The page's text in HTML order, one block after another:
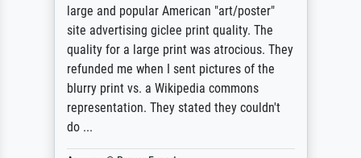
large and popular American "art/poster"
site advertising giclee print quality. The
quality for a large print was atrocious. They
refunded me when I sent pictures of the
blurry print vs. a Wikipedia commons
representation. They stated they couldn't
do ...